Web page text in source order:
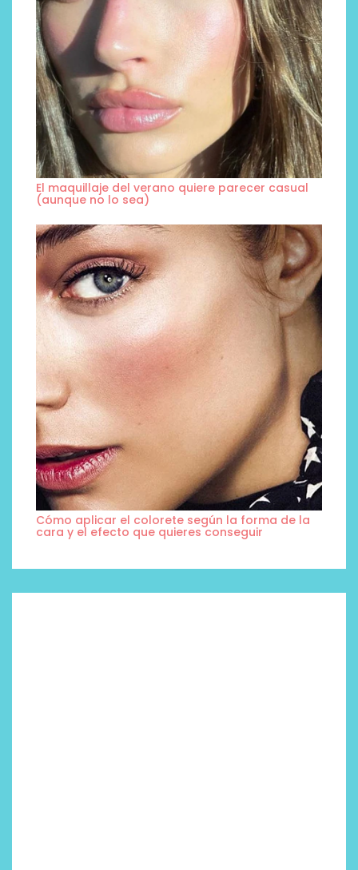
El maquillaje del verano quiere parecer casual
(aunque no lo sea)
Cómo aplicar el colorete según la forma de la
cara y el efecto que quieres conseguir